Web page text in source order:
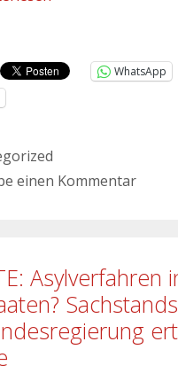
WhatsApp
einen Kommentar
Asylverfahren